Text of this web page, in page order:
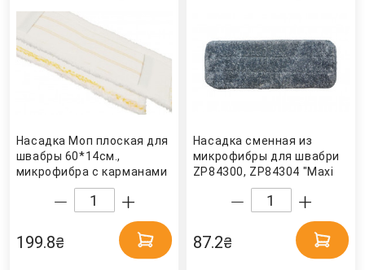
Насадка Моп плоская для
швабры 60*14см.,
микрофибра с карманами
MEY60, желт. Турция
199.8₴
Насадка сменная из
микрофибры для швабри
ZP84300, ZP84304 "Maxi
Flat Mop" (ZP84302)
Zambak Plastik
87.2₴